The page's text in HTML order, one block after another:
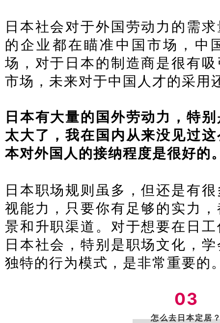
日本社会对于外国劳动力的需
的企业都在瞄准中国市场，中
场，对于日本的制造商是很有
市场，未来对于中国人才的采用
日本有大量的国外劳动力，特
太大了，我在国内从来没见过
本对外国人的接纳程度是很好的
日本职场规则虽多，但还是有
视能力，只要你有足够的实力
景和升职渠道。对于想要在日
日本社会，特别是职场文化，
独特的行为模式，是非常重要的
03
怎么去日本定居